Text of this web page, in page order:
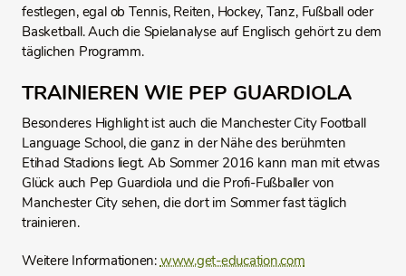
festlegen, egal ob Tennis, Reiten, Hockey, Tanz, Fußball oder
Basketball. Auch die Spielanalyse auf Englisch gehört zu dem
täglichen Programm.
TRAINIEREN WIE PEP GUARDIOLA
Besonderes Highlight ist auch die Manchester City Football
Language School, die ganz in der Nähe des berühmten
Etihad Stadions liegt. Ab Sommer 2016 kann man mit etwas
Glück auch Pep Guardiola und die Profi-Fußballer von
Manchester City sehen, die dort im Sommer fast täglich
trainieren.
Weitere Informationen:www.get-education.com